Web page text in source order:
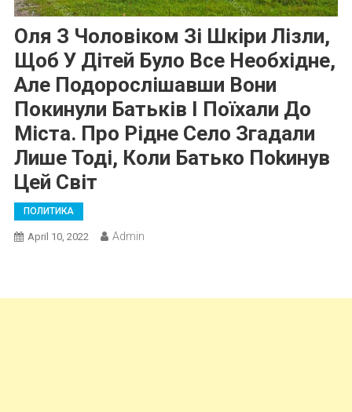
Оля З Чоловіком Зі Шкіри Лізли,
Щоб У Дітей Було Все Необхідне,
Але Подорослішавши Вони
Покинули Батьків І Поїхали До
Міста. Про Рідне Село Згадали
Лише Тоді, Коли Батько Поkинув
Цей Світ
ПОЛИТИКА
April 10, 2022 Admin